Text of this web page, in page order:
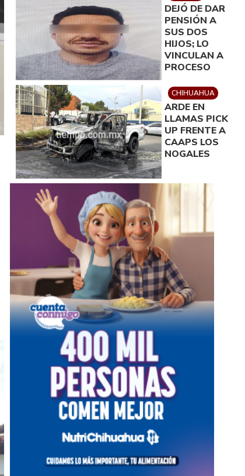
DEJÓ DE DAR
PENSIÓN A
SUS DOS
HIJOS; LO
VINCULAN A
PROCESO
CHIHUAHUA
ARDE EN
LLAMAS PICK
UP FRENTE A
CAAPS LOS
NOGALES